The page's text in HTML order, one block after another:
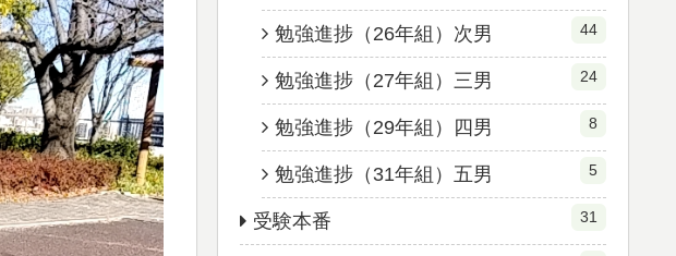
勉強進捗（26年組）次男 44
勉強進捗（27年組）三男 24
勉強進捗（29年組）四男 8
勉強進捗（31年組）五男 5
受験本番 31